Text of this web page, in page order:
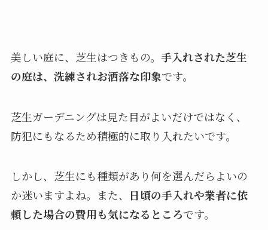
美しい庭に、芝生はつきもの。 手入れされた芝生
の庭は、洗練されお洒落な印象です。
芝生ガーデニングは見た目がよいだけではなく、
防犯にもなるため積極的に取り入れたいです。
しかし、芝生にも種類があり何を選んだらよいの
か迷いますよね。また、
日頃の手入れや業者に依
頼した場合の費用も気になるところです。